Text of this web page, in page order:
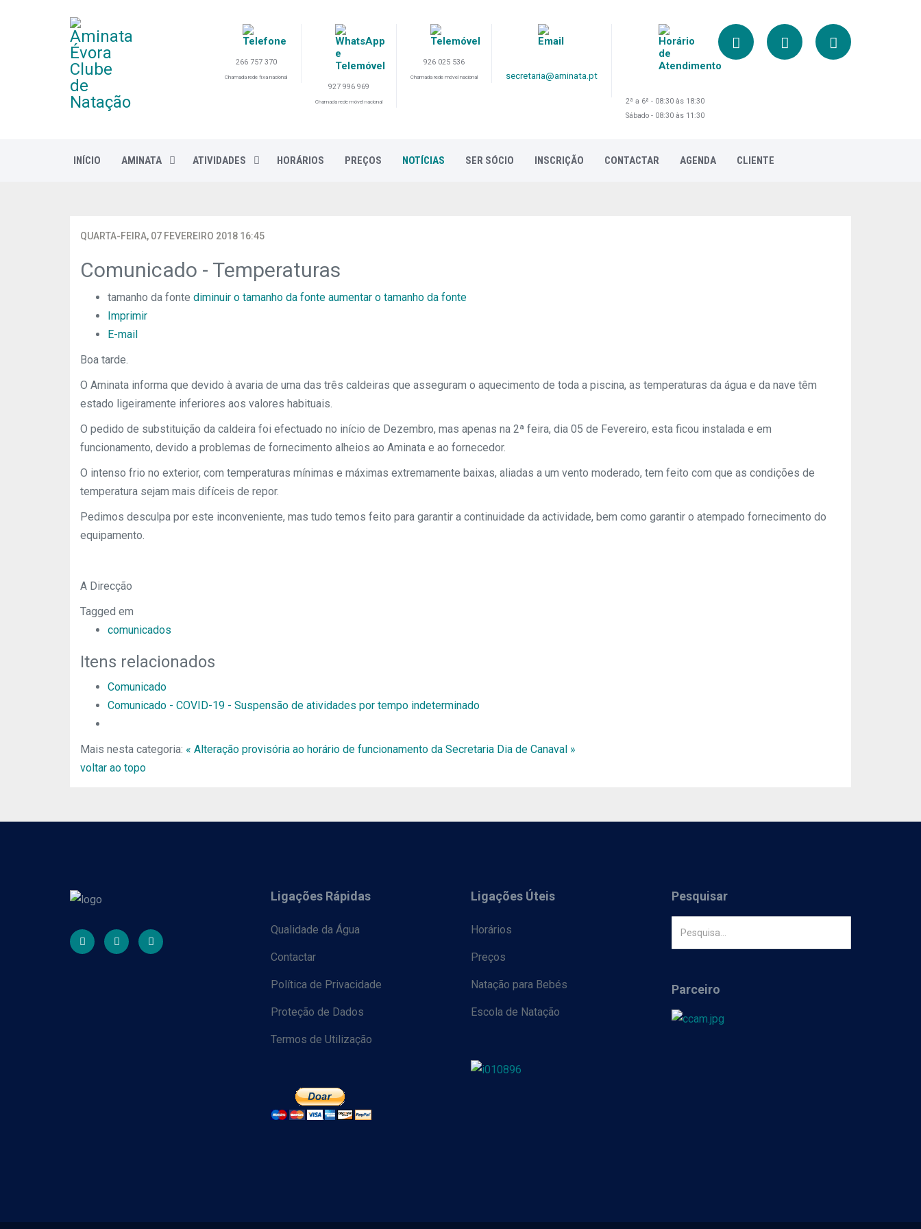
266 757 370
Chamada rede fixa nacional
927 996 969
Chamada rede móvel nacional
926 025 536
Chamada rede móvel nacional secretaria@aminata.pt
2ª a 6ª - 08:30 às 18:30
Sábado - 08:30 às 11:30
INÍCIO AMINATA ATIVIDADES HORÁRIOS PREÇOS NOTÍCIAS SER SÓCIO INSCRIÇÃO CONTACTAR AGENDA CLIENTE
QUARTA-FEIRA, 07 FEVEREIRO 2018 16:45
Comunicado - Temperaturas
tamanho da fonte diminuir o tamanho da fonte aumentar o tamanho da fonte
Imprimir
E-mail
Boa tarde.
O Aminata informa que devido à avaria de uma das três caldeiras que asseguram o aquecimento de toda a piscina, as temperaturas da água e da nave têm
estado ligeiramente inferiores aos valores habituais.
O pedido de substituição da caldeira foi efectuado no início de Dezembro, mas apenas na 2ª feira, dia 05 de Fevereiro, esta ficou instalada e em
funcionamento, devido a problemas de fornecimento alheios ao Aminata e ao fornecedor.
O intenso frio no exterior, com temperaturas mínimas e máximas extremamente baixas, aliadas a um vento moderado, tem feito com que as condições de
temperatura sejam mais difíceis de repor.
Pedimos desculpa por este inconveniente, mas tudo temos feito para garantir a continuidade da actividade, bem como garantir o atempado fornecimento do
equipamento.
A Direcção
Tagged em
comunicados
Itens relacionados
Comunicado
Comunicado - COVID-19 - Suspensão de atividades por tempo indeterminado
Mais nesta categoria: « Alteração provisória ao horário de funcionamento da Secretaria Dia de Canaval »
voltar ao topo
Ligações Rápidas
Qualidade da Água
Contactar
Política de Privacidade
Proteção de Dados
Termos de Utilização
Ligações Úteis
Horários
Preços
Natação para Bebés
Escola de Natação
Pesquisar
Parceiro